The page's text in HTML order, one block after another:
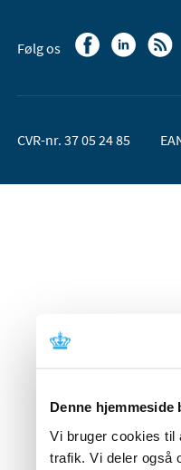
Denne hjemmeside
Vi bruger cookies til
trafik. Vi deler også
Følg os
CVR-nr. 37 05 24 85